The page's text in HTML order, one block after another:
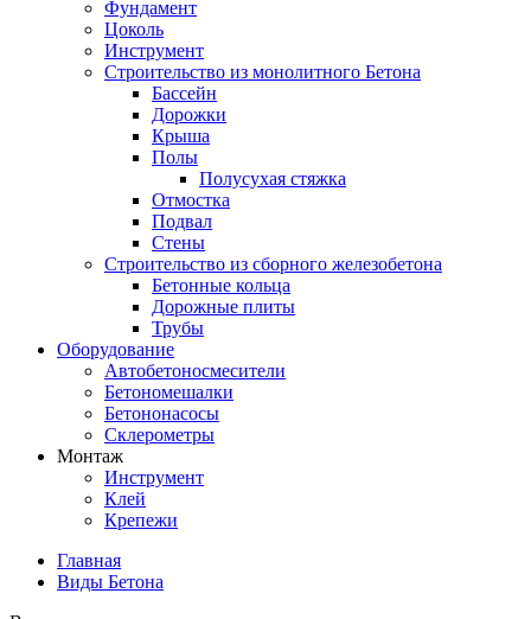
Фундамент
Цоколь
Инструмент
Строительство из монолитного Бетона
Бассейн
Дорожки
Крыша
Полы
Полусухая стяжка
Отмостка
Подвал
Стены
Строительство из сборного железобетона
Бетонные кольца
Дорожные плиты
Трубы
Оборудование
Автобетоносмесители
Бетономешалки
Бетононасосы
Склерометры
Монтаж
Инструмент
Клей
Крепежи
Главная
Виды Бетона